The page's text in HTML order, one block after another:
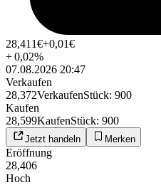
28,411€+0,01€
+0,02%
07.08.2026 20:47
Verkaufen
28,372VerkaufenStück: 900
Kaufen
28,599KaufenStück: 900
Jetzt handeln Merken
Eröffnung
28,406
Hoch